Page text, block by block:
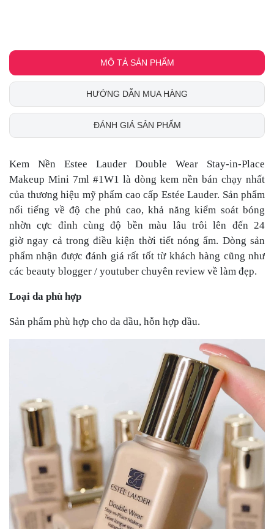
MÔ TẢ SẢN PHẨM
HƯỚNG DẪN MUA HÀNG
ĐÁNH GIÁ SẢN PHẨM
Kem Nền Estee Lauder Double Wear Stay-in-Place
Makeup Mini 7ml #1W1 là dòng kem nền bán chạy nhất
của thương hiệu mỹ phẩm cao cấp Estée Lauder. Sản phẩm
nổi tiếng về độ che phủ cao, khả năng kiểm soát bóng
nhờn cực đỉnh cùng độ bền màu lâu trôi lên đến 24
giờ ngay cả trong điều kiện thời tiết nóng ẩm. Dòng sản
phẩm nhận được đánh giá rất tốt từ khách hàng cũng như
các beauty blogger / youtuber chuyên review về làm đẹp.
Loại da phù hợp
Sản phẩm phù hợp cho da dầu, hỗn hợp dầu.